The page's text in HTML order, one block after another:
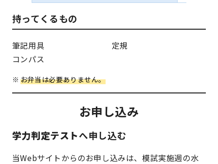
持ってくるもの
筆記用具
定規
コンパス
お弁当は必要ありません。
お申し込み
学力判定テストへ申し込む
当Webサイトからのお申し込みは、模試実施週の水